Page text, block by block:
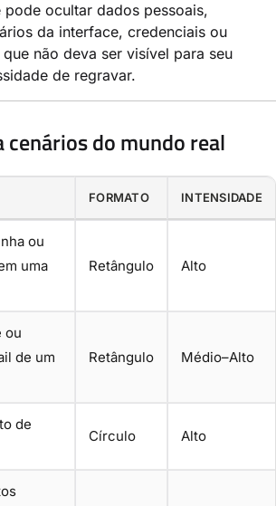
ocultar dados pessoais,
da interface, credenciais ou
não deva ser visível para seu
de regravar.
cenários do mundo real
FORMATO INTENSIDADE
ou
uma
Retângulo Alto
ou
de um
Retângulo Médio–Alto
de
Círculo Alto